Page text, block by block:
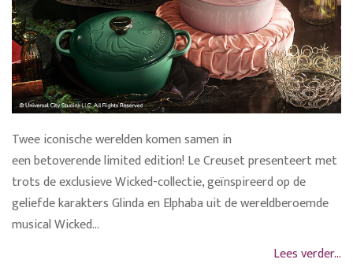
Twee iconische werelden komen samen in
een betoverende limited edition! Le Creuset presenteert met
trots de exclusieve Wicked-collectie, geïnspireerd op de
geliefde karakters Glinda en Elphaba uit de wereldberoemde
musical Wicked...
Lees verder...